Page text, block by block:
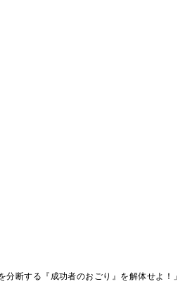
断する『成功者のおごり』を解体せよ！」